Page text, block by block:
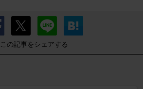
この記事をシェアする